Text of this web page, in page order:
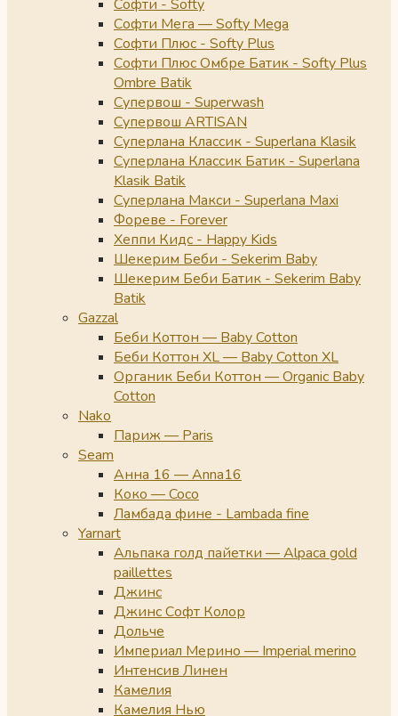
Софти - Softy
Софти Мега — Softy Mega
Софти Плюс - Softy Plus
Софти Плюс Омбре Батик - Softy Plus
Ombre Batik
Супервош - Superwash
Супервош ARTISAN
Суперлана Классик - Superlana Klasik
Суперлана Классик Батик - Superlana
Klasik Batik
Суперлана Макси - Superlana Maxi
Фореве - Forever
Хеппи Кидс - Happy Kids
Шекерим Беби - Sekerim Baby
Шекерим Беби Батик - Sekerim Baby
Batik
Gazzal
Беби Коттон — Baby Cotton
Беби Коттон XL — Baby Cotton XL
Органик Беби Коттон — Organic Baby
Cotton
Nako
Париж — Paris
Seam
Анна 16 — Anna16
Коко — Coco
Ламбада фине - Lambada fine
Yarnart
Альпака голд пайетки — Alpaca gold
paillettes
Джинс
Джинс Софт Колор
Дольче
Империал Мерино — Imperial merino
Интенсив Линен
Камелия
Камелия Нью